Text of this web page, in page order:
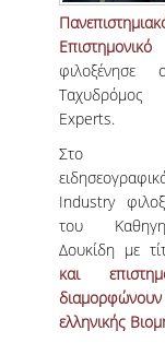
φιλοξένησε
Ταχυδρόμος
Experts.
Στο
Industry
του
Δουκίδη με
και
ελληνικής